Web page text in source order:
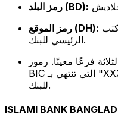
رمز البلد (BD):
رمز الموقع (DH):
الرئيسي للبنك.
فرعًا معينًا. رموز
BIC التي تنتهي بـ "XXX"، فهي تشير إلى المكتب الرئيسي
للبنك.
ISLAMI BANK